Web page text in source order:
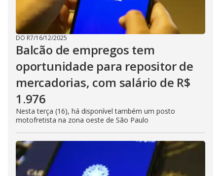
DO R7/16/12/2025
Balcão de empregos tem
oportunidade para repositor de
mercadorias, com salário de R$
1.976
Nesta terça (16), há disponível também um posto
motofretista na zona oeste de São Paulo